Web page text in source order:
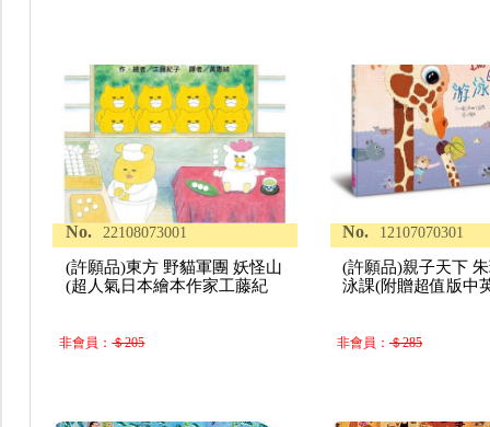
No. 22108073001
(許願品)東方 野貓軍團 妖怪山
(超人氣日本繪本作家工藤紀
非會員：＄205
No. 12107070301
(許願品)親子天下
泳課(附贈超值版中
非會員： ＄285